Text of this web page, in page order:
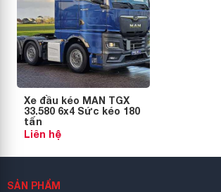
Xe đầu kéo MAN TGX
33.580 6x4 Sức kéo 180
tấn
Liên hệ
SẢN PHẨM